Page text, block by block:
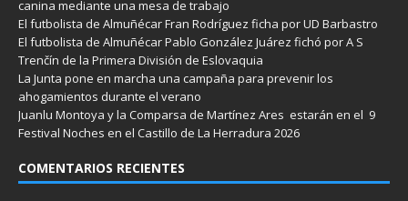
canina mediante una mesa de trabajo
El futbolista de Almuñécar Fran Rodríguez ficha por UD Barbastro
El futbolista de Almuñécar Pablo González Juárez fichó por A S
Trenčín de la Primera División de Eslovaquia
La Junta pone en marcha una campaña para prevenir los
ahogamientos durante el verano
Juanlu Montoya y la Comparsa de Martínez Ares estarán en el 9
Festival Noches en el Castillo de La Herradura 2026
COMENTARIOS RECIENTES